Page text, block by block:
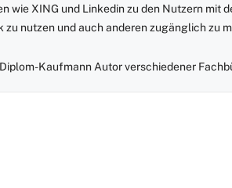
wie XING und Linkedin zu den Nutzern mit
nutzen und auch anderen zugänglich zu
Kaufmann Autor verschiedener